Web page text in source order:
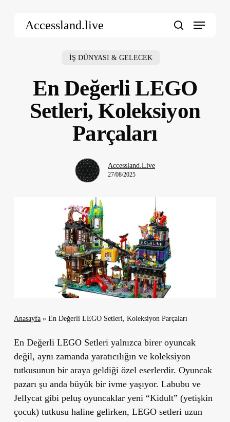
Accessland.live Menu
İŞ DÜNYASI & GELECEK
En Değerli LEGO
Setleri, Koleksiyon
Parçaları
Accessland.Live
27/08/2025
Anasayfa» En Değerli LEGO Setleri, Koleksiyon Parçaları
En Değerli LEGO Setleri yalnızca birer oyuncak
değil, aynı zamanda yaratıcılığın ve koleksiyon
tutkusunun bir araya geldiği özel eserlerdir. Oyuncak
pazarı şu anda büyük bir ivme yaşıyor. Labubu ve
Jellycat gibi peluş oyuncaklar yeni “Kidult” (yetişkin
çocuk) tutkusu haline gelirken, LEGO setleri uzun